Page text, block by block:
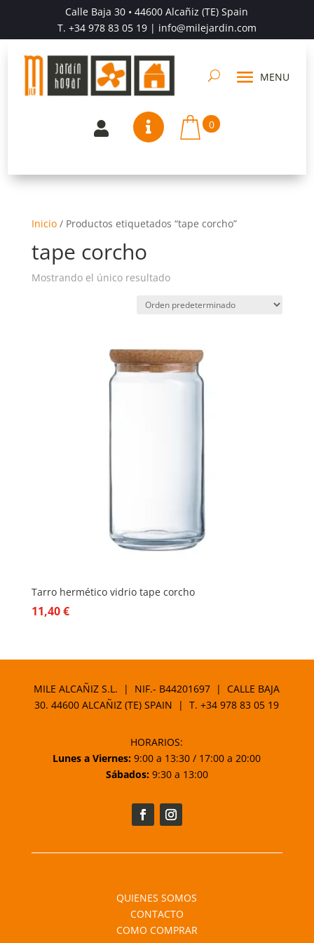
Calle Baja 30 • 44600 Alcañiz (TE) Spain
T. +34 978 83 05 19| info@milejardin.com
  0
Inicio/ Productos etiquetados “tape corcho”
tape corcho
Mostrando el único resultado
Tarro hermético vidrio tape corcho
11,40€
MILE ALCAÑIZ S.L. | NIF.- B44201697 | CALLE BAJA
30. 44600 ALCAÑIZ (TE) SPAIN | T.+34 978 83 05 19
HORARIOS:
Lunes a Viernes: 9:00 a 13:30 / 17:00 a 20:00
Sábados:9:30 a 13:00
QUIENES SOMOS
CONTACTO
COMO COMPRAR